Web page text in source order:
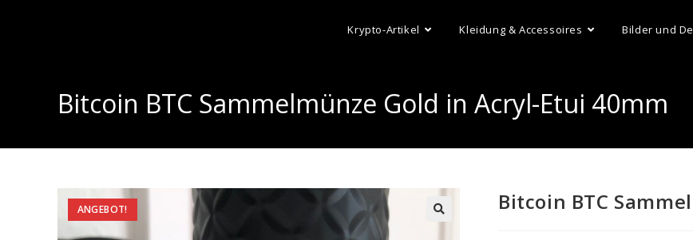
Krypto-Artikel Kleidung & Accessoires Bilder und
Bitcoin BTC Sammelmünze Gold in Acryl-Etui 40mm
ANGEBOT! Bitcoin BTC